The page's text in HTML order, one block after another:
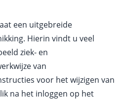
een uitgebreide
Hierin vindt u veel
ziek- en
van
voor het wijzigen van
na het inloggen op het